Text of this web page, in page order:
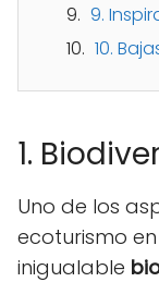
9.
10.
1.
Uno de los
ecoturismo en
inigualable